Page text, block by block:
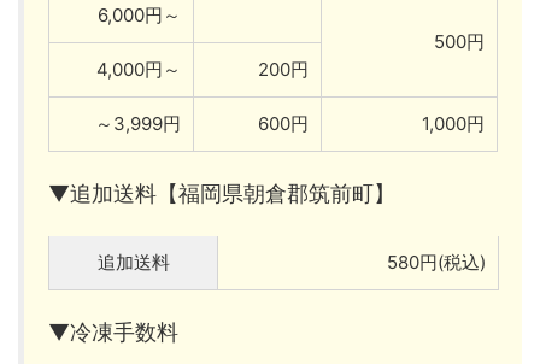
6,000円～
500円
4,000円～
200円
～3,999円 600円 1,000円
▼追加送料【福岡県朝倉郡筑前町】
追加送料 580円(税込)
▼冷凍手数料